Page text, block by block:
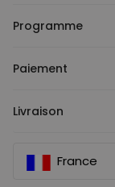
Programme
Paiement
Livraison
France